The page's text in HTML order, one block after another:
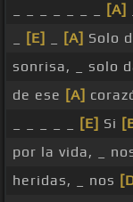
[A]
[E] [A] Solo
sonrisa, _ solo
de ese [A]
[E] Si
por la vida, _
heridas, _ nos